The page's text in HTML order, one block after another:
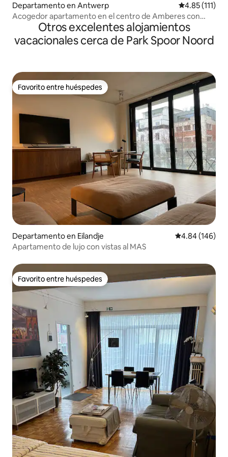
Departamento en Antwerp Calificación
4.85 (111)
Acogedor apartamento en el centro de Amberes con
estacionamiento GRATUITO
Otros excelentes alojamientos
vacacionales cerca de Park Spoor Noord
Favorito entre huéspedes
Favorito entre huéspedes
Departamento en Eilandje Calificación
4.84 (146)
Apartamento de lujo con vistas al MAS
Favorito entre huéspedes
Favorito entre huéspedes